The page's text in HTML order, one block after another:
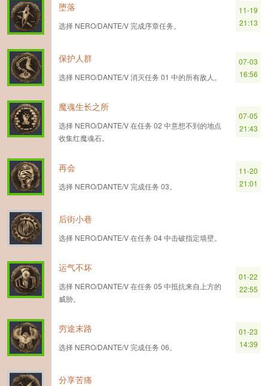
堕落
选择 NERO/DANTE/V 完成序章任务。
11-19
21:13
保护人群
选择 NERO/DANTE/V 消灭任务 01 中的所有敌人。
07-03
16:56
魔魂生长之所
选择 NERO/DANTE/V 在任务 02 中意想不到的地点
收集红魔魂石。
07-05
21:43
再会
选择 NERO/DANTE/V 完成任务 03。
11-20
21:01
后街小巷
选择 NERO/DANTE/V 在任务 04 中击破指定墙壁。
运气不坏
选择 NERO/DANTE/V 在任务 05 中抵抗来自上方的
威胁。
01-22
22:55
穷途末路
选择 NERO/DANTE/V 完成任务 06。
01-23
14:39
分享苦痛